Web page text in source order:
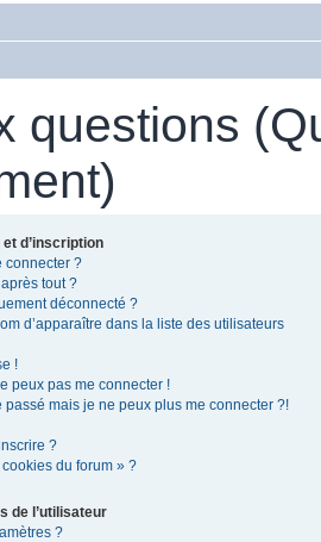
questions
d’inscription
connecter ?
tout ?
déconnecté ?
d’apparaître dans la liste des utilisateurs
!
peux pas me connecter !
mais je ne peux plus me connecter ?!
?
du forum » ?
de l’utilisateur
?